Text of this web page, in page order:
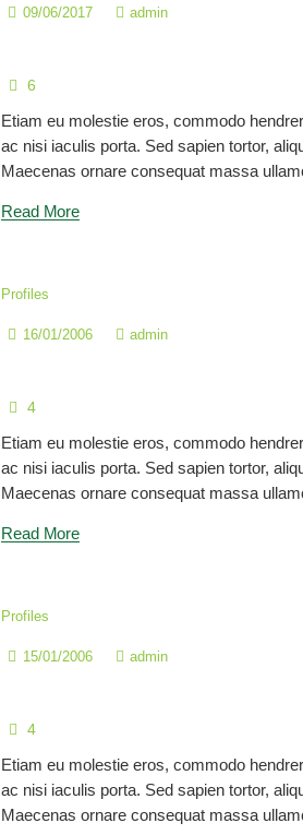
09/06/2017 admin
6
Etiam eu molestie eros, commodo
ac nisi iaculis porta. Sed sapien tortor,
Maecenas ornare consequat massa
Read More
Profiles
16/01/2006 admin
4
Etiam eu molestie eros, commodo
ac nisi iaculis porta. Sed sapien tortor,
Maecenas ornare consequat massa
Read More
Profiles
15/01/2006 admin
4
Etiam eu molestie eros, commodo
ac nisi iaculis porta. Sed sapien tortor,
Maecenas ornare consequat massa